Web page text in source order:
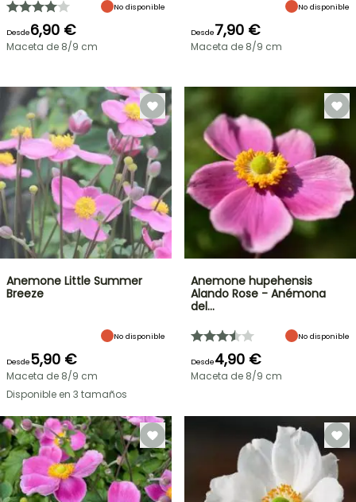
No disponible
Desde6,90 €
Maceta de 8/9 cm
No disponible
Desde7,90 €
Maceta de 8/9 cm
Anemone Little Summer
Breeze
No disponible
Desde5,90 €
Maceta de 8/9 cm
Disponible en 3 tamaños
Anemone hupehensis
Alando Rose - Anémona
del…
No disponible
Desde4,90 €
Maceta de 8/9 cm